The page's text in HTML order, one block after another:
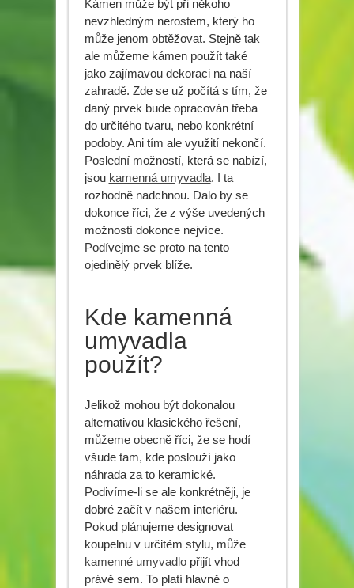
Kámen může být při někoho
nevzhledným nerostem, který ho
může jenom obtěžovat. Stejně tak
ale můžeme kámen použít také
jako zajímavou dekoraci na naší
zahradě. Zde se už počítá s tím, že
daný prvek bude opracován třeba
do určitého tvaru, nebo konkrétní
podoby. Ani tím ale využití nekončí.
Poslední možností, která se nabízí,
jsou kamenná umyvadla. I ta
rozhodně nadchnou. Dalo by se
dokonce říci, že z výše uvedených
možností dokonce nejvíce.
Podívejme se proto na tento
ojedinělý prvek blíže.
Kde kamenná
umyvadla
použít?
Jelikož mohou být dokonalou
alternativou klasického řešení,
můžeme obecně říci, že se hodí
všude tam, kde poslouží jako
náhrada za to keramické.
Podivíme-li se ale konkrétněji, je
dobré začít v našem interiéru.
Pokud plánujeme designovat
koupelnu v určitém stylu, může
kamenné umyvadlopřijít vhod
právě sem. To platí hlavně o